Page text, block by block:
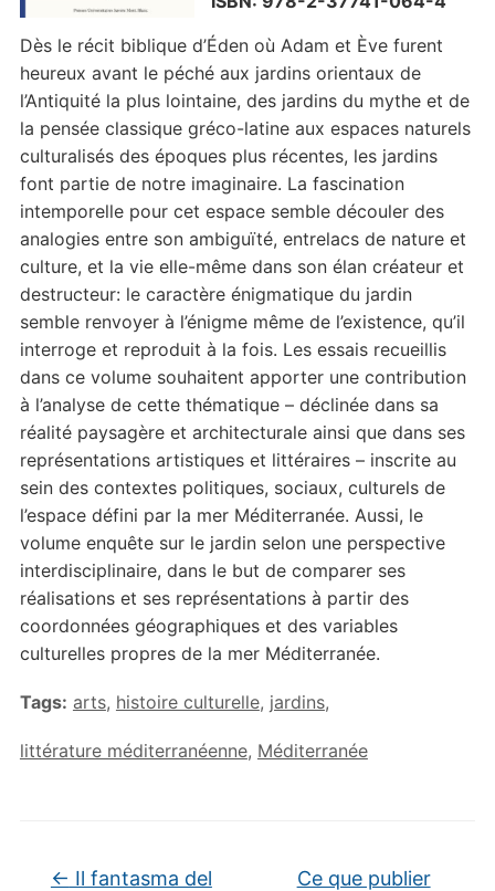
Dès le récit biblique d’Éden où Adam et Ève furent
heureux avant le péché aux jardins orientaux de
l’Antiquité la plus lointaine, des jardins du mythe et de
la pensée classique gréco-latine aux espaces naturels
culturalisés des époques plus récentes, les jardins
font partie de notre imaginaire. La fascination
intemporelle pour cet espace semble découler des
analogies entre son ambiguïté, entrelacs de nature et
culture, et la vie elle-même dans son élan créateur et
destructeur: le caractère énigmatique du jardin
semble renvoyer à l’énigme même de l’existence, qu’il
interroge et reproduit à la fois. Les essais recueillis
dans ce volume souhaitent apporter une contribution
à l’analyse de cette thématique – déclinée dans sa
réalité paysagère et architecturale ainsi que dans ses
représentations artistiques et littéraires – inscrite au
sein des contextes politiques, sociaux, culturels de
l’espace défini par la mer Méditerranée. Aussi, le
volume enquête sur le jardin selon une perspective
interdisciplinaire, dans le but de comparer ses
réalisations et ses représentations à partir des
coordonnées géographiques et des variables
culturelles propres de la mer Méditerranée.
Tags: arts, histoire culturelle, jardins,
littérature méditerranéenne, Méditerranée
← Il fantasma del
Ce que publier